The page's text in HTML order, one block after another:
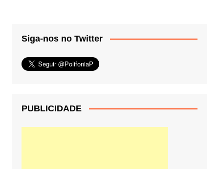
Siga-nos no Twitter
PUBLICIDADE